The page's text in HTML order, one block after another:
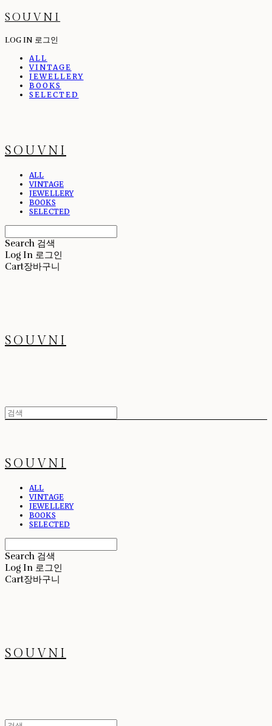
SOUVNI
LOG IN 로그인
ALL
VINTAGE
JEWELLERY
BOOKS
SELECTED
SOUVNI
ALL
VINTAGE
JEWELLERY
BOOKS
SELECTED
Search 검색
Log In 로그인
Cart장바구니
SOUVNI
SOUVNI
ALL
VINTAGE
JEWELLERY
BOOKS
SELECTED
Search 검색
Log In 로그인
Cart장바구니
SOUVNI